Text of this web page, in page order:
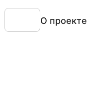
О проекте